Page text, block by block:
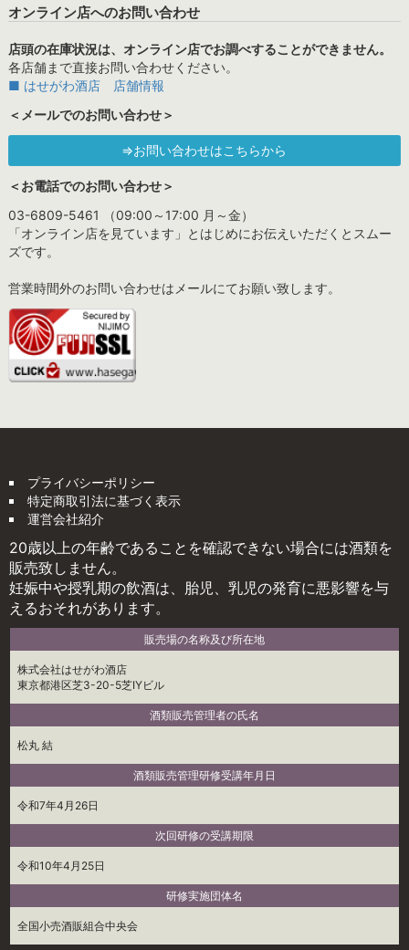
オンライン店へのお問い合わせ
店頭の在庫状況は、オンライン店でお調べすることができません。
各店舗まで直接お問い合わせください。
■ はせがわ酒店 店舗情報
＜メールでのお問い合わせ＞
⇒お問い合わせはこちらから
＜お電話でのお問い合わせ＞
03-6809-5461 （09:00～17:00 月～金）
「オンライン店を見ています」とはじめにお伝えいただくとスムー
ズです。
営業時間外のお問い合わせはメールにてお願い致します。
プライバシーポリシー
特定商取引法に基づく表示
運営会社紹介
20歳以上の年齢であることを確認できない場合には酒類を
販売致しません。
妊娠中や授乳期の飲酒は、胎児、乳児の発育に悪影響を与
えるおそれがあります。
販売場の名称及び所在地
株式会社はせがわ酒店
東京都港区芝3-20-5芝IYビル
酒類販売管理者の氏名
松丸 結
酒類販売管理研修受講年月日
令和7年4月26日
次回研修の受講期限
令和10年4月25日
研修実施団体名
全国小売酒販組合中央会